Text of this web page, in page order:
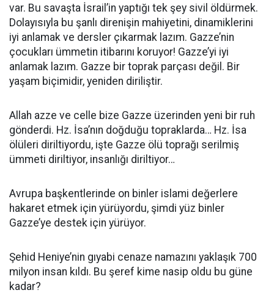
var. Bu savaşta İsrail’in yaptığı tek şey sivil öldürmek.
Dolayısıyla bu şanlı direnişin mahiyetini, dinamiklerini
iyi anlamak ve dersler çıkarmak lazım. Gazze’nin
çocukları ümmetin itibarını koruyor! Gazze’yi iyi
anlamak lazım. Gazze bir toprak parçası değil. Bir
yaşam biçimidir, yeniden diriliştir.
Allah azze ve celle bize Gazze üzerinden yeni bir ruh
gönderdi. Hz. İsa’nın doğduğu topraklarda… Hz. İsa
ölüleri diriltiyordu, işte Gazze ölü toprağı serilmiş
ümmeti diriltiyor, insanlığı diriltiyor…
Avrupa başkentlerinde on binler islami değerlere
hakaret etmek için yürüyordu, şimdi yüz binler
Gazze’ye destek için yürüyor.
Şehid Heniye’nin gıyabi cenaze namazını yaklaşık 700
milyon insan kıldı. Bu şeref kime nasip oldu bu güne
kadar?